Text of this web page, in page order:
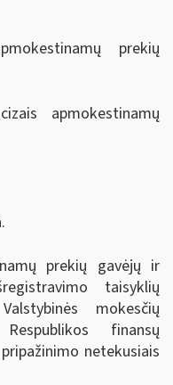
prekių
apmokestinamų
prekių gavėjų ir
taisyklių
mokesčių
finansų
netekusiais